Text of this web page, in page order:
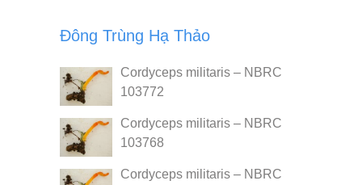
Đông Trùng Hạ Thảo
Cordyceps militaris – NBRC
103772
Cordyceps militaris – NBRC
103768
Cordyceps militaris – NBRC